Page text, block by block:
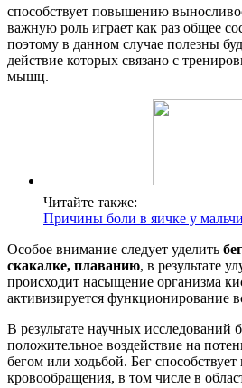
способствует повышению
важную роль играет как раз общее
поэтому в данном случае полезны
действие которых связано с
мышц.
Читайте также:
Причины боли в яичке у
Особое внимание следует уделить
скакалке, плаванию, в результате
происходит насыщение организма
активизируется функционирование
В результате научных исследований
положительное воздействие на
бегом или ходьбой. Бег способствует
кровообращения, в том числе в